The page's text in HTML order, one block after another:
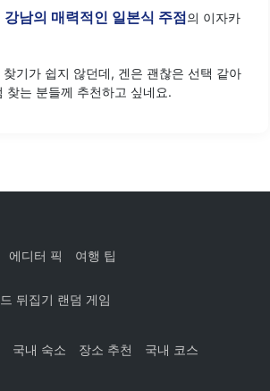
남의 매력적인 일본식 주점의 이자카
기가 쉽지 않던데, 겐은 괜찮은 선택 같아
찾는 분들께 추천하고 싶네요.
에디터 픽
여행 팁
뒤집기 랜덤 게임
국내 숙소 장소 추천
국내 코스